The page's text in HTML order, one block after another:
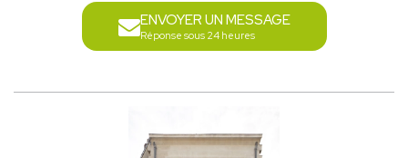
ENVOYER UN MESSAGE
Réponse sous 24 heures